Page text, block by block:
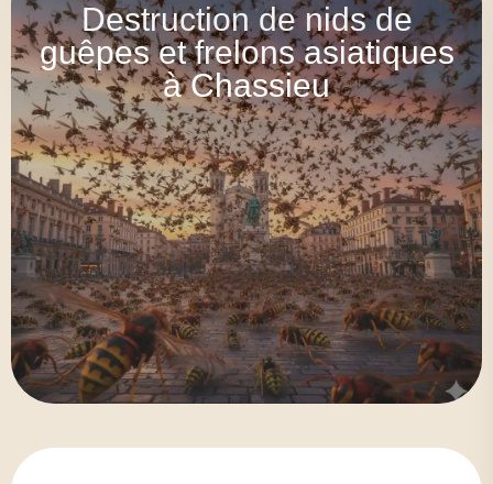
Destruction de nids de
guêpes et frelons asiatiques
à Chassieu